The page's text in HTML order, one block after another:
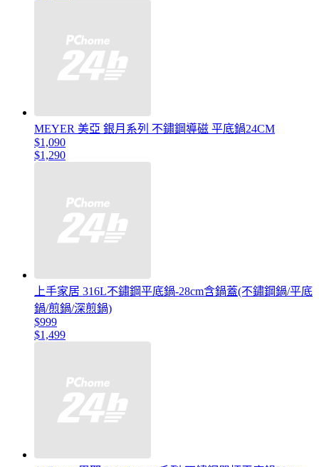
MEYER 美亞 銀月系列 不鏽鋼導磁 平底鍋24CM
$1,090
$1,290
上手家居 316L不鏽鋼平底鍋-28cm含鍋蓋(不鏽鋼鍋/平底
鍋/煎鍋/深煎鍋)
$999
$1,499